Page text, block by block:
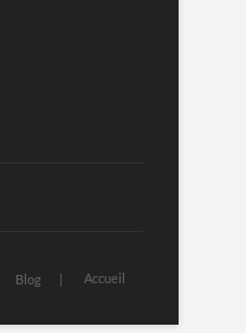
Blog Accueil